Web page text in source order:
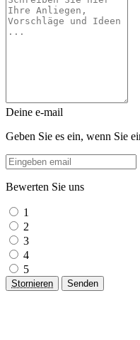
Deine e-mail
Geben Sie es ein, wenn Sie
Bewerten Sie uns
1
2
3
4
5
Stornieren Senden